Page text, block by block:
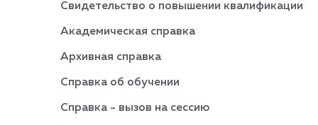
Свидетельство о повышении квалификации
Академическая справка
Архивная справка
Справка об обучении
Справка - вызов на сессию